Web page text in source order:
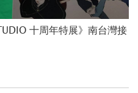
十周年特展》南台灣接